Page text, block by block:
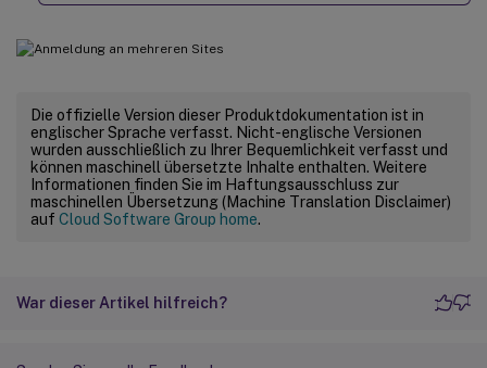
Die offizielle Version dieser Produktdokumentation ist in
englischer Sprache verfasst. Nicht-englische Versionen
wurden ausschließlich zu Ihrer Bequemlichkeit verfasst und
können maschinell übersetzte Inhalte enthalten. Weitere
Informationen finden Sie im Haftungsausschluss zur
maschinellen Übersetzung (Machine Translation Disclaimer)
auf Cloud Software Group home.
War dieser Artikel hilfreich?